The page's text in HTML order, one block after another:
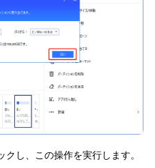
し、この操作を実行します。